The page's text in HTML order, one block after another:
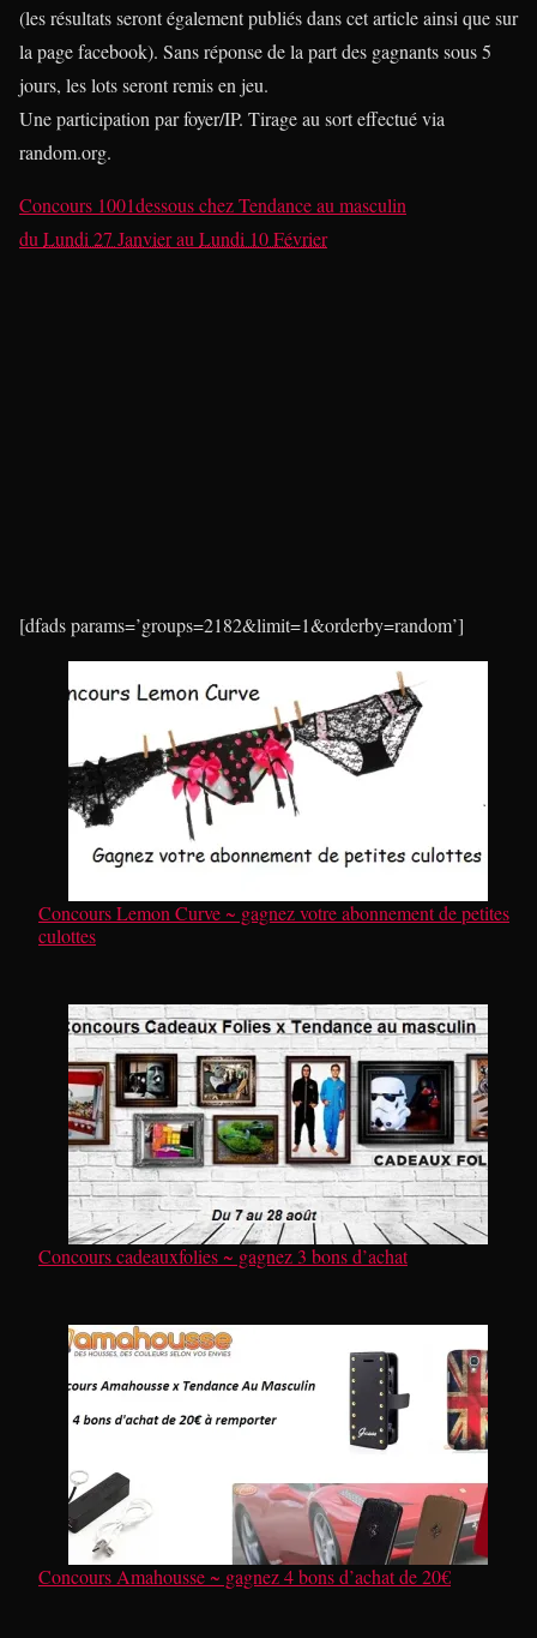
(les résultats seront également publiés dans cet article ainsi que sur
la page facebook). Sans réponse de la part des gagnants sous 5
jours, les lots seront remis en jeu.
Une participation par foyer/IP. Tirage au sort effectué via
random.org.
Concours 1001dessouschezTendance au masculin
duLundi 27 JanvierauLundi 10 Février
[dfads params=’groups=2182&limit=1&orderby=random’]
Concours Lemon Curve ~ gagnez votre abonnement de petites
culottes
Concours cadeauxfolies ~ gagnez 3 bons d’achat
Concours Amahousse ~ gagnez 4 bons d’achat de 20€